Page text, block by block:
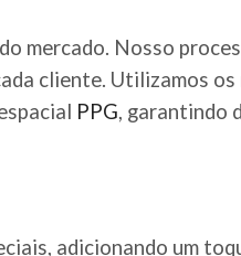
mercado. Nosso
cliente. Utilizamos
PPG, garantindo
adicionando um